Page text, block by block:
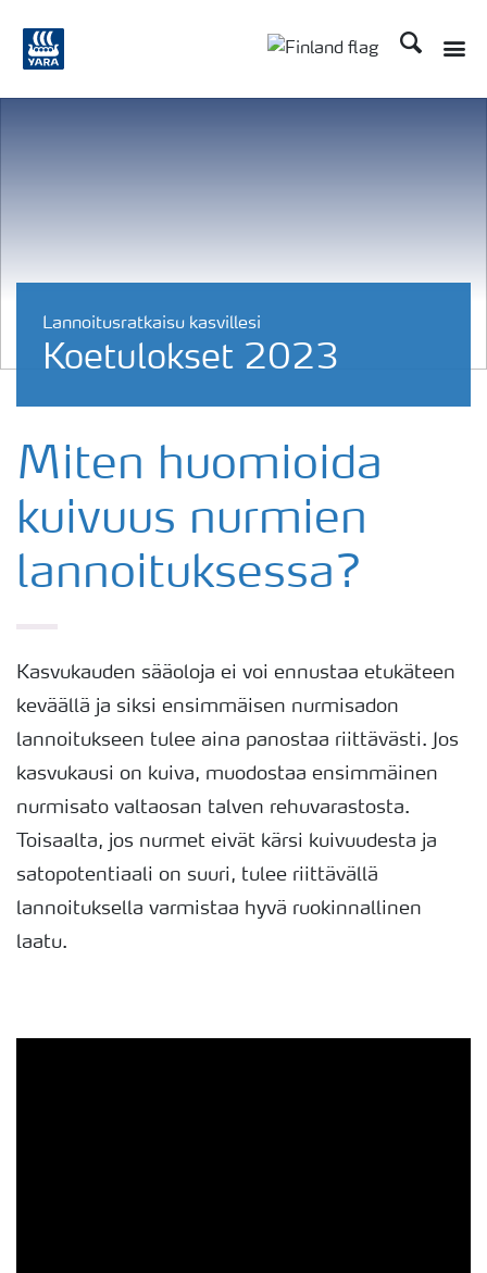
Etsi
Lannoitusratkaisu kasvillesi
Koetulokset 2023
Miten huomioida
kuivuus nurmien
lannoituksessa?
Kasvukauden sääoloja ei voi ennustaa etukäteen
keväällä ja siksi ensimmäisen nurmisadon
lannoitukseen tulee aina panostaa riittävästi. Jos
kasvukausi on kuiva, muodostaa ensimmäinen
nurmisato valtaosan talven rehuvarastosta.
Toisaalta, jos nurmet eivät kärsi kuivuudesta ja
satopotentiaali on suuri, tulee riittävällä
lannoituksella varmistaa hyvä ruokinnallinen
laatu.